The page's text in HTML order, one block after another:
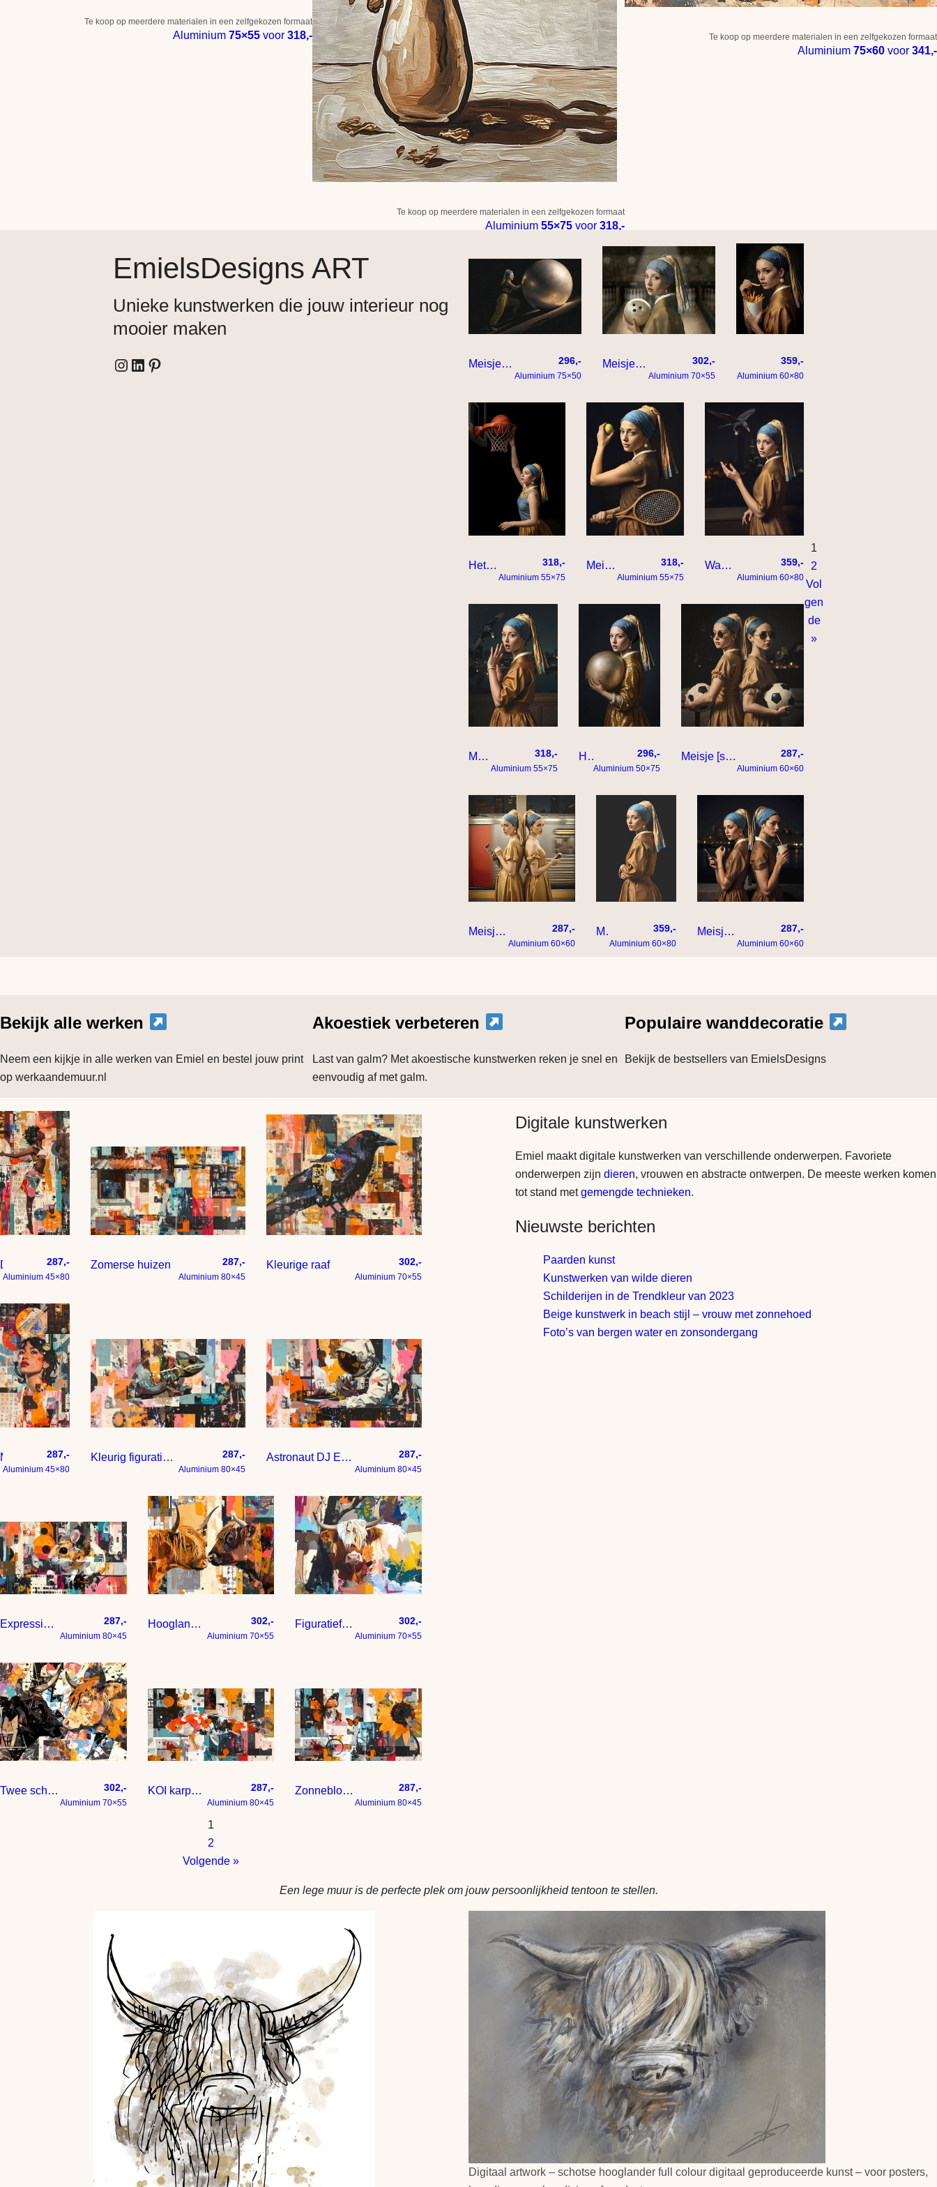
Te koop op meerdere materialen in een zelfgekozen formaat
Aluminium 75×55 voor 318,-
Te koop op meerdere materialen in een zelfgekozen formaat
Aluminium 55×75 voor 318,-
Te koop op meerdere materialen in een zelfgekozen formaat
Aluminium 75×60 voor 341,-
EmielsDesigns ART
Unieke kunstwerken die jouw interieur nog
mooier maken
Instagram LinkedIn Pinterest Meisje met de enorme parel – heuvel op 296,-
Aluminium 75×50
Meisje met de parel – bowling editie 302,-
Aluminium 70×55
359,-
Aluminium 60×80
Het meisje met de parel dunkt de bal in het net 318,-
Aluminium 55×75
Meisje met de parel doet aan tennis 318,-
Aluminium 55×75
Waar doet ze het toch van 359,-
Aluminium 60×80
Meisje met de parel wordt bestolen door een raaf 318,-
Aluminium 55×75
Het meisje met de allergrootste parel 296,-
Aluminium 50×75
Meisje [s] met de parel – voetbal meiden 287,-
Aluminium 60×60
Meisjes met parel op station 287,-
Aluminium 60×60
Meisje met de parel model 359,-
Aluminium 60×80
Meisjes met de parel 287,-
Aluminium 60×60
1
2
Vol
gen
de
»
Bekijk alle werken
Neem een kijkje in alle werken van Emiel en bestel jouw print
op werkaandemuur.nl
Akoestiek verbeteren
Last van galm? Met akoestische kunstwerken reken je snel en
eenvoudig af met galm.
Populaire wanddecoratie
Bekijk de bestsellers van EmielsDesigns
287,-
Aluminium 45×80
Zomerse huizen 287,-
Aluminium 80×45
Kleurige raaf 302,-
Aluminium 70×55
287,-
Aluminium 45×80
Kleurig figuratief kunstwerk kameleon 287,-
Aluminium 80×45
Astronaut DJ Expressief en kleurig statement – een schilderij me 287,-
Aluminium 80×45
Expressief en kleurig statement – een schilderij met lef 287,-
Aluminium 80×45
Hooglander koe staredown 302,-
Aluminium 70×55
Figuratief abstract kleurige koe 302,-
Aluminium 70×55
Twee schotse hooglander koeien met koppen bij elkaar 302,-
Aluminium 70×55
KOI karper Expressief en kleurig statement – een schilderij met 287,-
Aluminium 80×45
Zonnebloem vlinder – Expressief en kleurig statement – een schil 287,-
Aluminium 80×45
1
2
Volgende »
Digitale kunstwerken
Emiel maakt digitale kunstwerken van verschillende onderwerpen. Favoriete
onderwerpen zijndieren, vrouwen en abstracte ontwerpen. De meeste werken komen
tot stand metgemengde technieken.
Nieuwste berichten
Paarden kunst
Kunstwerken van wilde dieren
Schilderijen in de Trendkleur van 2023
Beige kunstwerk in beach stijl – vrouw met zonnehoed
Foto’s van bergen water en zonsondergang
Een lege muur is de perfecte plek om jouw persoonlijkheid tentoon te stellen.
Digitaal artwork – schotse hooglander full colour digitaal geproduceerde kunst – voor posters,